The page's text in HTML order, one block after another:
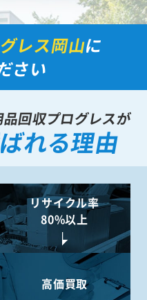
レス岡山に
さい
品回収プログレスが
れる理由
リサイクル率
80%以上
高価買取